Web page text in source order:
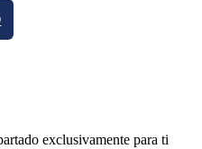
exclusivamente para ti